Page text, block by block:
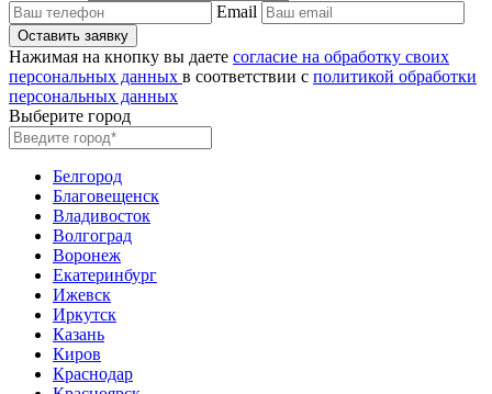
Email
Нажимая на кнопку вы даете согласие на обработку своих
персональных данных в соответствии с политикой обработки
персональных данных
Выберите город
Белгород
Благовещенск
Владивосток
Волгоград
Воронеж
Екатеринбург
Ижевск
Иркутск
Казань
Киров
Краснодар